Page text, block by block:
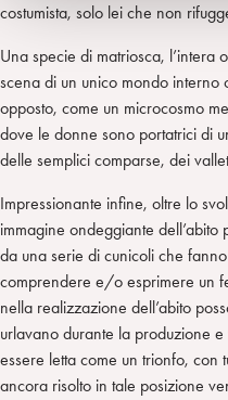
costumista, solo lei che non
Una specie di matriosca, l’intera
scena di un unico mondo interno
opposto, come un microcosmo
dove le donne sono portatrici di
delle semplici comparse, dei
Impressionante infine, oltre lo
immagine ondeggiante
da una serie di cunicoli che
comprendere e/o esprimere un
nella realizzazione dell’abito
urlavano durante la produzione
essere letta come un trionfo, con
ancora risolto in tale posizione